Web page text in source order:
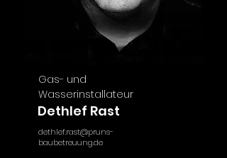
Gas- und
Wasserinstallateur
Dethlef Rast
dethlef.rast@pruns-
baubetreuung.de